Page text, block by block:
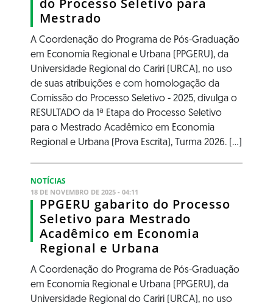
Mestrado
A Coordenação do Programa de Pós-Graduação
em Economia Regional e Urbana (PPGERU), da
Universidade Regional do Cariri (URCA), no uso
de suas atribuições e com homologação da
Comissão do Processo Seletivo - 2025, divulga o
RESULTADO da 1ª Etapa do Processo Seletivo
para o Mestrado Acadêmico em Economia
Regional e Urbana (Prova Escrita), Turma 2026. [...]
NOTÍCIAS
18 DE NOVEMBRO DE 2025 - 04:11
PPGERU gabarito do Processo
Seletivo para Mestrado
Acadêmico em Economia
Regional e Urbana
A Coordenação do Programa de Pós-Graduação
em Economia Regional e Urbana (PPGERU), da
Universidade Regional do Cariri (URCA), no uso